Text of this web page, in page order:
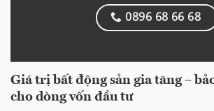
0896 68 66 68
Giá trị bất động sản gia tăng –
cho dòng vốn đầu tư